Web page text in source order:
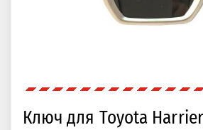
Ключ для Toyota Harrier